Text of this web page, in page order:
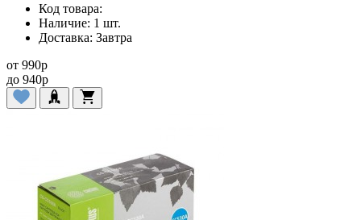
Код товара:
Наличие: 1 шт.
Доставка: Завтра
от 990p
до 940p